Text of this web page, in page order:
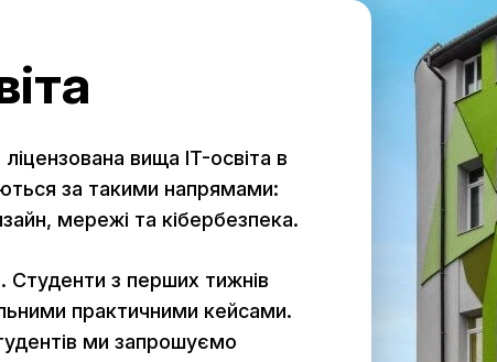
вища IT-освіта в
за такими напрямами:
мережі та кібербезпека.
Студенти з перших тижнів
практичними кейсами.
ми запрошуємо